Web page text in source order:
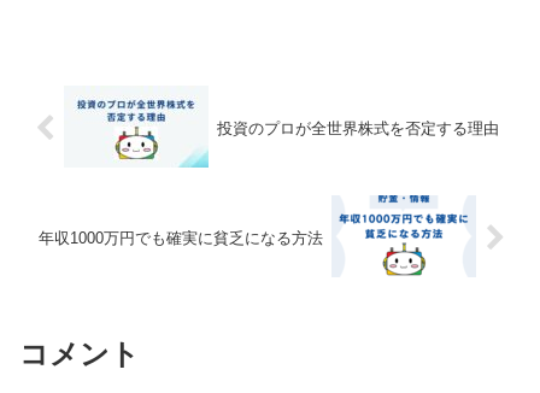
投資のプロが全世界株式を否定する理由
年収1000万円でも確実に貧乏になる方法
コメント